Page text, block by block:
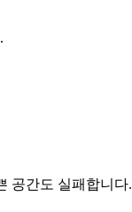
공간도 실패합니다.